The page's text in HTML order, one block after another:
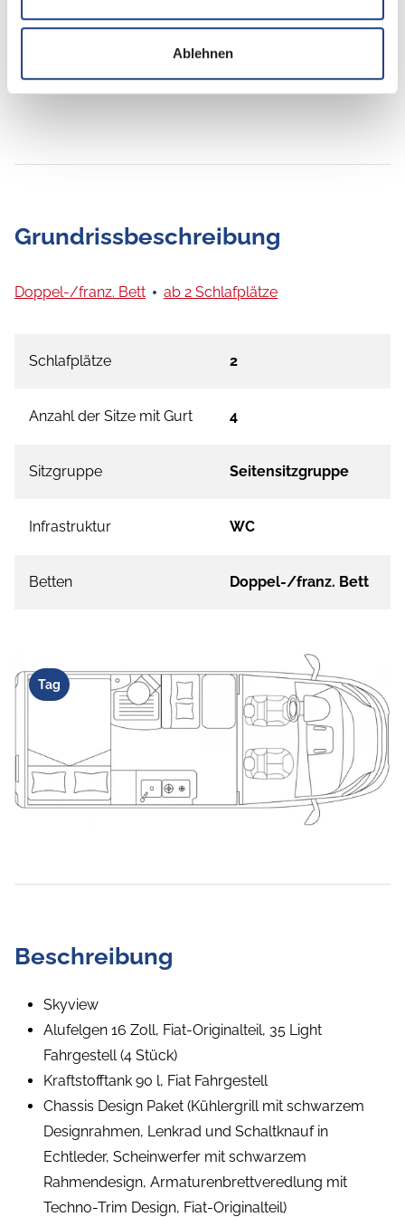
Ablehnen
Lichtsensor
Grundrissbeschreibung
Doppel-/franz. Bett ab 2 Schlafplätze
Schlafplätze 2
Anzahl der Sitze mit Gurt 4
Sitzgruppe Seitensitzgruppe
Infrastruktur WC
Betten Doppel-/franz. Bett
Tag
Beschreibung
Skyview
Alufelgen 16 Zoll, Fiat-Originalteil, 35 Light
Fahrgestell (4 Stück)
Kraftstofftank 90 l, Fiat Fahrgestell
Chassis Design Paket (Kühlergrill mit schwarzem
Designrahmen, Lenkrad und Schaltknauf in
Echtleder, Scheinwerfer mit schwarzem
Rahmendesign, Armaturenbrettveredlung mit
Techno-Trim Design, Fiat-Originalteil)